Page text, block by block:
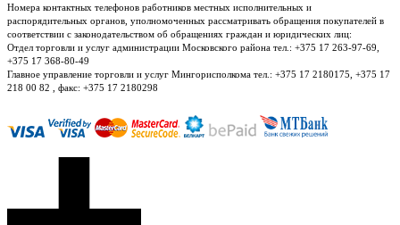
Номера контактных телефонов работников местных исполнительных и
распорядительных органов, уполномоченных рассматривать обращения покупателей в
соответствии с законодательством об обращениях граждан и юридических лиц:
Отдел торговли и услуг администрации Московского района тел.: +375 17 263-97-69,
+375 17 368-80-49
Главное управление торговли и услуг Мингорисполкома тел.: +375 17 2180175, +375 17
218 00 82 , факс: +375 17 2180298